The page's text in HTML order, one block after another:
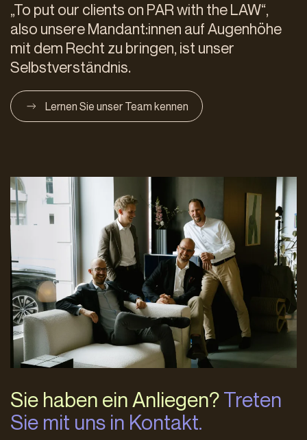
„To put our clients on PAR with the LAW“,
also unsere Mandant:innen auf Augenhöhe
mit dem Recht zu bringen, ist unser
Selbstverständnis.
Lernen Sie unser Team kennen
Sie haben ein Anliegen?Treten
Sie mit uns in Kontakt.